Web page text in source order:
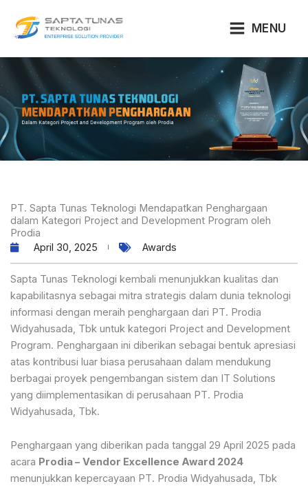
konten
MENU
PT. Sapta Tunas Teknologi Mendapatkan Penghargaan
dalam Kategori Project and Development Program oleh
Prodia
April 30, 2025
Awards
Sapta Tunas Teknologi kembali menunjukkan kualitas dan
kapabilitasnya sebagai mitra strategis dalam dunia teknologi
informasi dengan meraih penghargaan dari PT. Prodia
Widyahusada, Tbk untuk kategori Project and Development
Program. Penghargaan ini diberikan sebagai bentuk apresiasi
atas kontribusi luar biasa perusahaan dalam mendukung
berbagai proyek pengembangan sistem dan IT Solutions
yang diimplementasikan di perusahaan PT. Prodia
Widyahusada, Tbk.
Penghargaan yang diberikan pada tanggal 29 April 2025 pada
acara Prodia – Vendor Excellence Award 2024
menunjukkan kepercayaan PT. Prodia Widyahusada, Tbk